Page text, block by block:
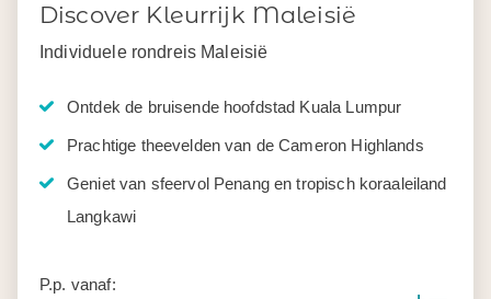
Discover Kleurrijk Maleisië
Individuele rondreis Maleisië
Ontdek de bruisende hoofdstad Kuala Lumpur
Prachtige theevelden van de Cameron Highlands
Geniet van sfeervol Penang en tropisch koraaleiland
Langkawi
P.p. vanaf: